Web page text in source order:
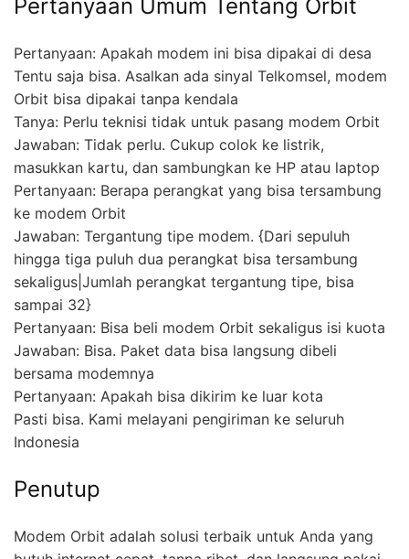
Pertanyaan Umum Tentang Orbit
Pertanyaan: Apakah modem ini bisa dipakai di desa
Tentu saja bisa. Asalkan ada sinyal Telkomsel, modem
Orbit bisa dipakai tanpa kendala
Tanya: Perlu teknisi tidak untuk pasang modem Orbit
Jawaban: Tidak perlu. Cukup colok ke listrik,
masukkan kartu, dan sambungkan ke HP atau laptop
Pertanyaan: Berapa perangkat yang bisa tersambung
ke modem Orbit
Jawaban: Tergantung tipe modem. {Dari sepuluh
hingga tiga puluh dua perangkat bisa tersambung
sekaligus|Jumlah perangkat tergantung tipe, bisa
sampai 32}
Pertanyaan: Bisa beli modem Orbit sekaligus isi kuota
Jawaban: Bisa. Paket data bisa langsung dibeli
bersama modemnya
Pertanyaan: Apakah bisa dikirim ke luar kota
Pasti bisa. Kami melayani pengiriman ke seluruh
Indonesia
Penutup
Modem Orbit adalah solusi terbaik untuk Anda yang